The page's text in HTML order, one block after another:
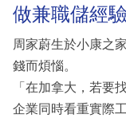
做兼職儲經驗
周家蔚生於小康之
錢而煩惱。
「在加拿大，若要
企業同時看重實際